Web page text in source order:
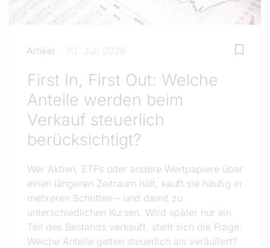
Artikel 30. Juli 2026
First In, First Out: Welche
Anteile werden beim
Verkauf steuerlich
berücksichtigt?
Wer Aktien, ETFs oder andere Wertpapiere über
einen längeren Zeitraum hält, kauft sie häufig in
mehreren Schritten – und damit zu
unterschiedlichen Kursen. Wird später nur ein
Teil des Bestands verkauft, stellt sich die Frage:
Welche Anteile gelten steuerlich als veräußert?